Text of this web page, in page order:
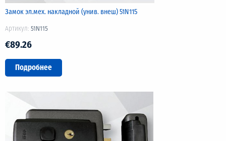
Замок эл.мех. накладной (унив. внеш) 51N115
Артикул: 51N115
€89.26
Подробнее